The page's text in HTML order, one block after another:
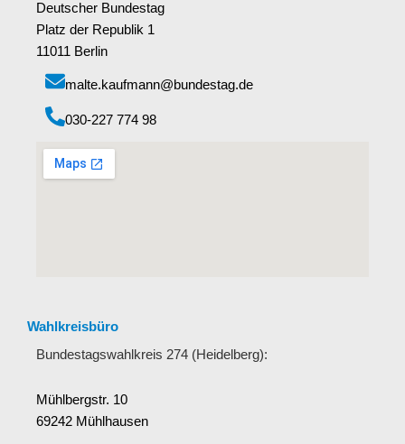
Deutscher Bundestag
Platz der Republik 1
11011 Berlin
malte.kaufmann@bundestag.de
‭030-227 774 98‬
Wahlkreisbüro
Bundestagswahlkreis 274 (Heidelberg):
Mühlbergstr. 10
69242 Mühlhausen